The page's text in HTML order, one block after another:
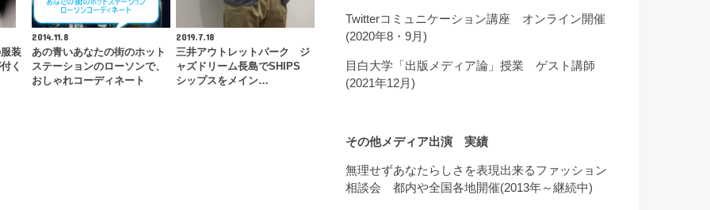
装
く
2014.11.8
あの青いあなたの街のホット
ステーションのローソンで、
おしゃれコーディネート
2019.7.18
三井アウトレットパーク ジ
ャズドリーム長島でSHIPS
シップスをメイン…
Twitterコミュニケーション講座 オンライン開催
(2020年8・9月)
目白大学「出版メディア論」授業 ゲスト講師
(2021年12月)
その他メディア出演 実績
無理せずあなたらしさを表現出来るファッション
相談会 都内や全国各地開催(2013年～継続中)